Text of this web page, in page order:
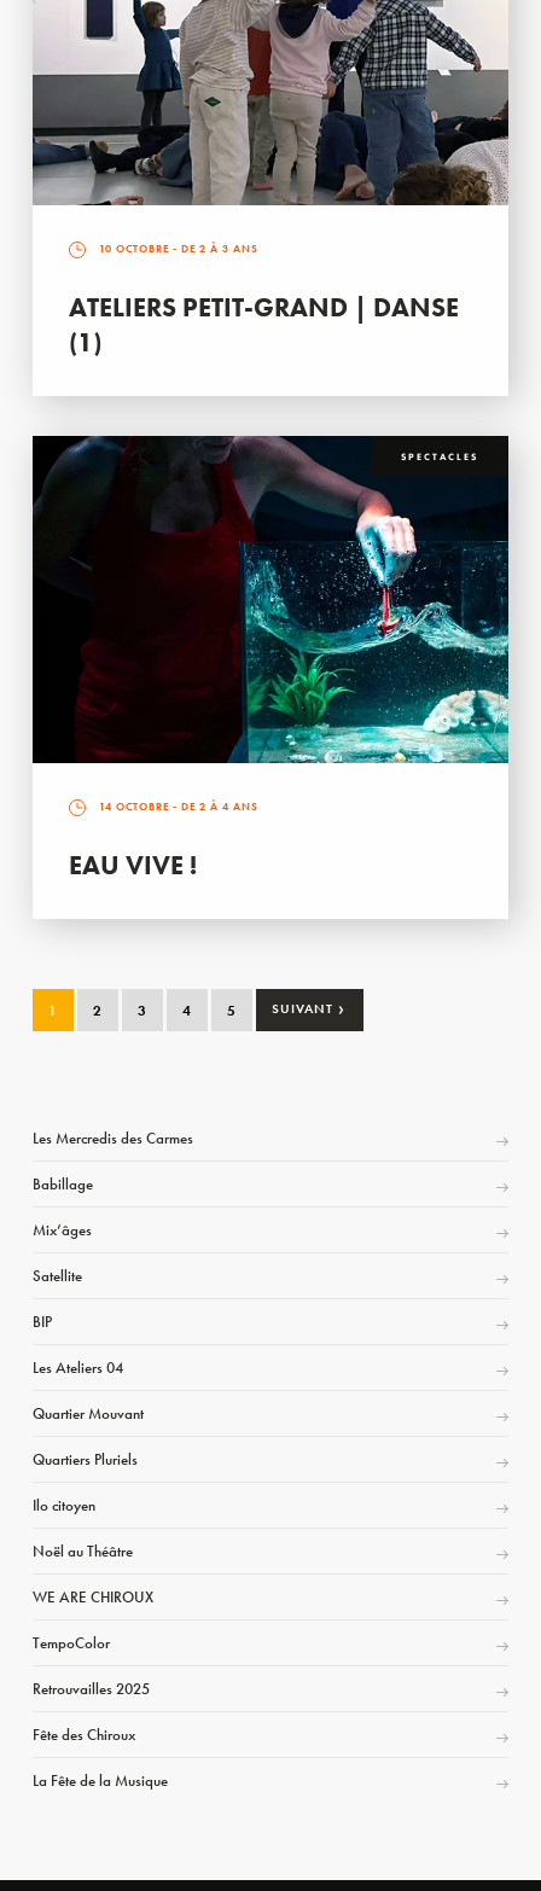
10 OCTOBRE - DE 2 À 3 ANS
ATELIERS PETIT-GRAND | DANSE
(1)
SPECTACLES
14 OCTOBRE - DE 2 À 4 ANS
EAU VIVE !
1 2 3 4 5 SUIVANT ›
Les Mercredis des Carmes
Babillage
Mix’âges
Satellite
BIP
Les Ateliers 04
Quartier Mouvant
Quartiers Pluriels
Ilo citoyen
Noël au Théâtre
WE ARE CHIROUX
TempoColor
Retrouvailles 2025
Fête des Chiroux
La Fête de la Musique